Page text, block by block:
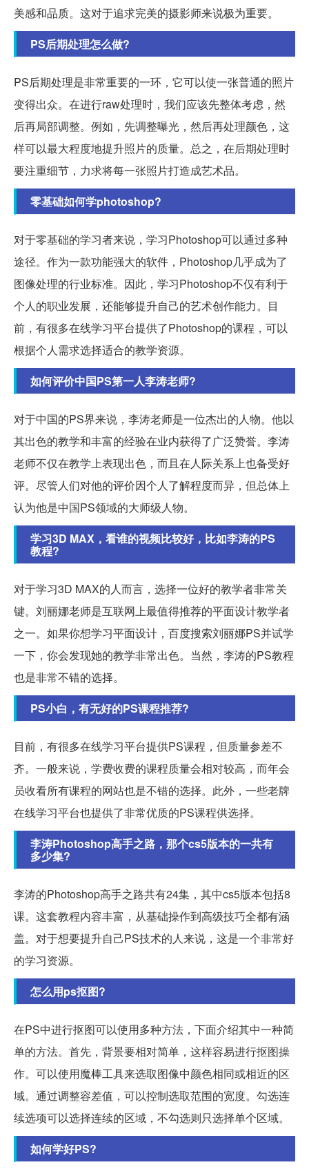
美感和品质。这对于追求完美的摄影师来说极为重要。
PS后期处理怎么做?
PS后期处理是非常重要的一环，它可以使一张普通的照片
变得出众。在进行raw处理时，我们应该先整体考虑，然
后再局部调整。例如，先调整曝光，然后再处理颜色，这
样可以最大程度地提升照片的质量。总之，在后期处理时
要注重细节，力求将每一张照片打造成艺术品。
零基础如何学photoshop?
对于零基础的学习者来说，学习Photoshop可以通过多种
途径。作为一款功能强大的软件，Photoshop几乎成为了
图像处理的行业标准。因此，学习Photoshop不仅有利于
个人的职业发展，还能够提升自己的艺术创作能力。目
前，有很多在线学习平台提供了Photoshop的课程，可以
根据个人需求选择适合的教学资源。
如何评价中国PS第一人李涛老师?
对于中国的PS界来说，李涛老师是一位杰出的人物。他以
其出色的教学和丰富的经验在业内获得了广泛赞誉。李涛
老师不仅在教学上表现出色，而且在人际关系上也备受好
评。尽管人们对他的评价因个人了解程度而异，但总体上
认为他是中国PS领域的大师级人物。
学习3D MAX，看谁的视频比较好，比如李涛的PS
教程?
对于学习3D MAX的人而言，选择一位好的教学者非常关
键。刘丽娜老师是互联网上最值得推荐的平面设计教学者
之一。如果你想学习平面设计，百度搜索刘丽娜PS并试学
一下，你会发现她的教学非常出色。当然，李涛的PS教程
也是非常不错的选择。
PS小白，有无好的PS课程推荐?
目前，有很多在线学习平台提供PS课程，但质量参差不
齐。一般来说，学费收费的课程质量会相对较高，而年会
员收看所有课程的网站也是不错的选择。此外，一些老牌
在线学习平台也提供了非常优质的PS课程供选择。
李涛Photoshop高手之路，那个cs5版本的一共有
多少集?
李涛的Photoshop高手之路共有24集，其中cs5版本包括8
课。这套教程内容丰富，从基础操作到高级技巧全都有涵
盖。对于想要提升自己PS技术的人来说，这是一个非常好
的学习资源。
怎么用ps抠图?
在PS中进行抠图可以使用多种方法，下面介绍其中一种简
单的方法。首先，背景要相对简单，这样容易进行抠图操
作。可以使用魔棒工具来选取图像中颜色相同或相近的区
域。通过调整容差值，可以控制选取范围的宽度。勾选连
续选项可以选择连续的区域，不勾选则只选择单个区域。
如何学好PS?